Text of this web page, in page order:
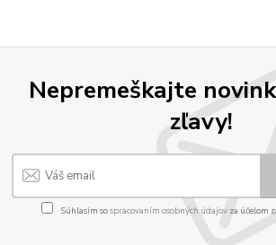
Nepremeškajte
zľavy!
Súhlasím sospracovaním osobných údajov za účelom